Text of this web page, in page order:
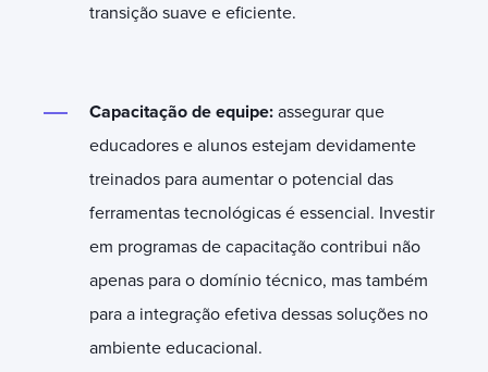
transição suave e eficiente.
Capacitação de equipe: assegurar que
educadores e alunos estejam devidamente
treinados para aumentar o potencial das
ferramentas tecnológicas é essencial. Investir
em programas de capacitação contribui não
apenas para o domínio técnico, mas também
para a integração efetiva dessas soluções no
ambiente educacional.